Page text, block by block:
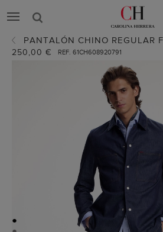
PANTALÓN CHINO REGULAR
250,00 € REF. 61CH608920791
●